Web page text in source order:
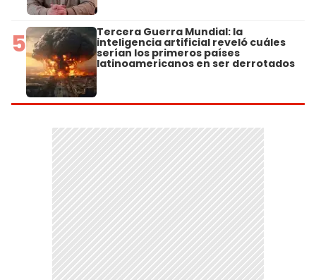
5 Tercera Guerra Mundial: la
inteligencia artificial reveló cuáles
serían los primeros países
latinoamericanos en ser derrotados